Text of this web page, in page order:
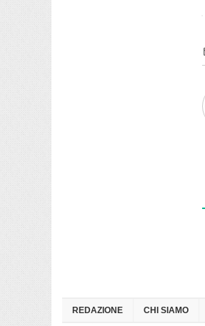
REDAZIONE CHI SIAMO